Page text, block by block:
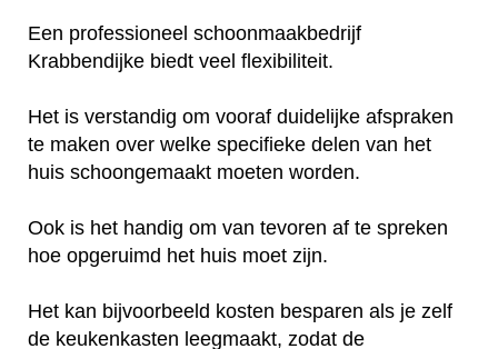
Een professioneel schoonmaakbedrijf
Krabbendijke biedt veel flexibiliteit.
Het is verstandig om vooraf duidelijke afspraken
te maken over welke specifieke delen van het
huis schoongemaakt moeten worden.
Ook is het handig om van tevoren af te spreken
hoe opgeruimd het huis moet zijn.
Het kan bijvoorbeeld kosten besparen als je zelf
de keukenkasten leegmaakt, zodat de